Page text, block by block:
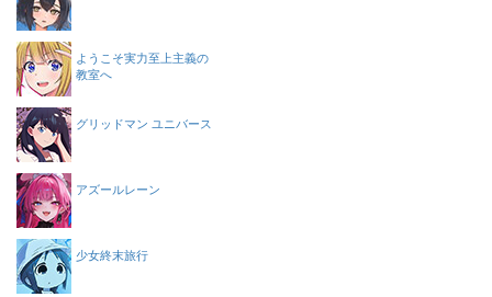
ようこそ実力至上主義の
教室へ
グリッドマン ユニバース
アズールレーン
少女終末旅行